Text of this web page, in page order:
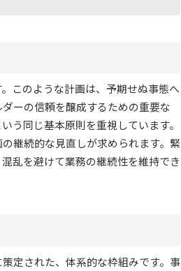
このような計画は、予期せぬ事態へ
ーの信頼を醸成するための重要な
う同じ基本原則を重視しています。
継続的な見直しが求められます。緊
乱を避けて業務の継続性を維持でき
定された、体系的な枠組みです。事